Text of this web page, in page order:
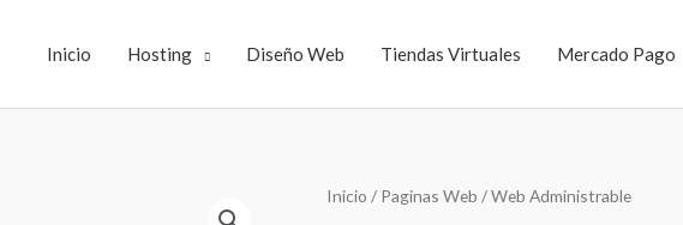
Inicio Hosting Diseño Web Tiendas Virtuales Mercado Pago
Inicio / Paginas Web / Web Administrable
Web